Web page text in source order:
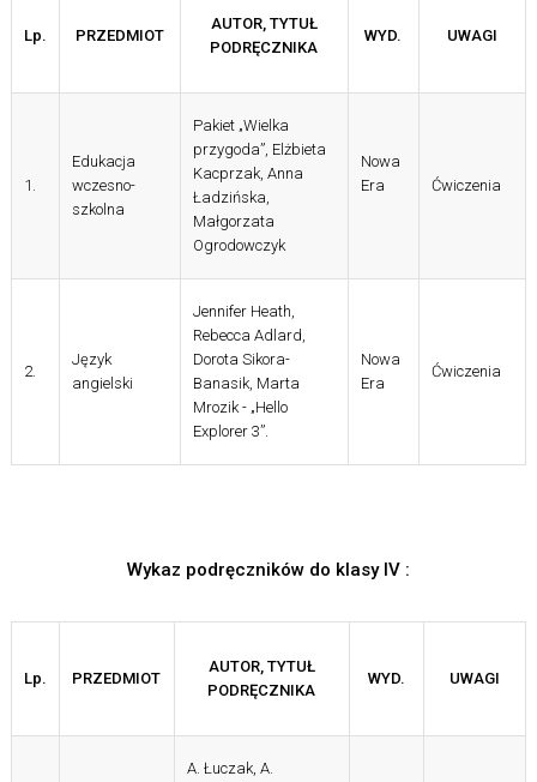
Lp. PRZEDMIOT
AUTOR, TYTUŁ
PODRĘCZNIKA
WYD. UWAGI
1.
Edukacja
wczesno-
szkolna
Pakiet „Wielka
przygoda”, Elżbieta
Kacprzak, Anna
Ładzińska,
Małgorzata
Ogrodowczyk
Nowa
Era
Ćwiczenia
2.
Język
angielski
Jennifer Heath,
Rebecca Adlard,
Dorota Sikora-
Banasik, Marta
Mrozik - „Hello
Explorer 3”.
Nowa
Era
Ćwiczenia
Wykaz podręczników do klasy IV :
Lp. PRZEDMIOT
AUTOR, TYTUŁ
PODRĘCZNIKA
WYD. UWAGI
A. Łuczak, A.